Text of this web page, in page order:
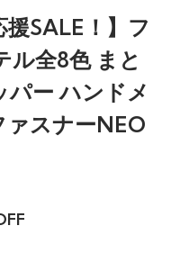
SALE！】フ
ル全8色 まと
パー ハンドメ
ァスナーNEO